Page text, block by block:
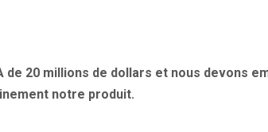
20 millions de dollars et nous devons
notre produit.